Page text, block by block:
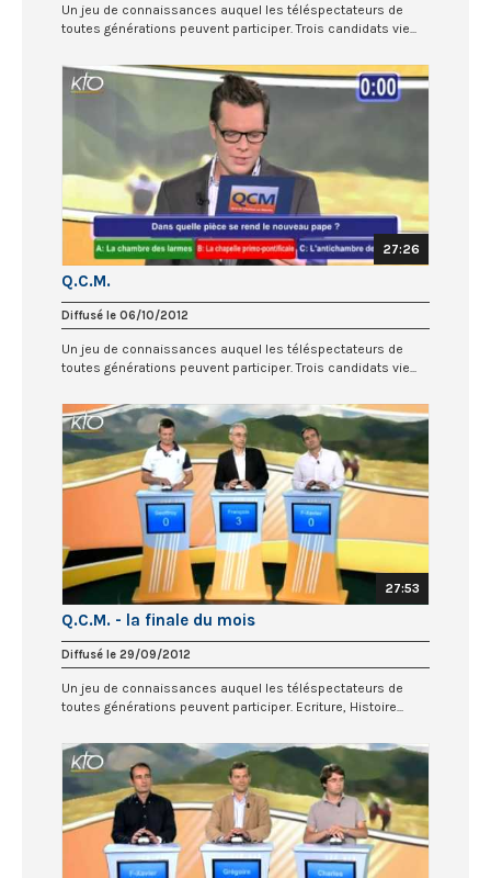
Un jeu de connaissances auquel les téléspectateurs de
toutes générations peuvent participer. Trois candidats vie...
27:26
Q.C.M.
Diffusé le 06/10/2012
Un jeu de connaissances auquel les téléspectateurs de
toutes générations peuvent participer. Trois candidats vie...
27:53
Q.C.M. - la finale du mois
Diffusé le 29/09/2012
Un jeu de connaissances auquel les téléspectateurs de
toutes générations peuvent participer. Ecriture, Histoire...